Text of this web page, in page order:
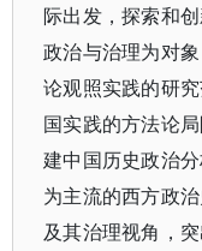
际出发，探索和
政治与治理为对
论观照实践的研
国实践的方法论
建中国历史政治
为主流的西方政
及其治理视角，